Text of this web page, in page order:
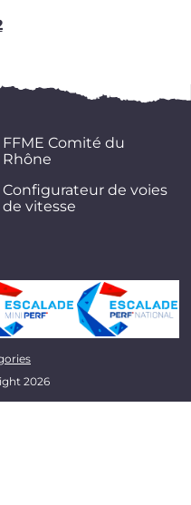
FFME Comité du
Rhône
Configurateur de voies
de vitesse
2026